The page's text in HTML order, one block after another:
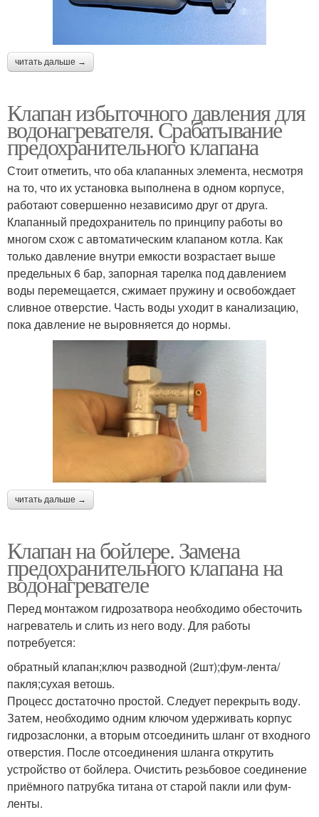
читать дальше →
Клапан избыточного давления для
водонагревателя. Срабатывание
предохранительного клапана
Стоит отметить, что оба клапанных элемента, несмотря
на то, что их установка выполнена в одном корпусе,
работают совершенно независимо друг от друга.
Клапанный предохранитель по принципу работы во
многом схож с автоматическим клапаном котла. Как
только давление внутри емкости возрастает выше
предельных 6 бар, запорная тарелка под давлением
воды перемещается, сжимает пружину и освобождает
сливное отверстие. Часть воды уходит в канализацию,
пока давление не выровняется до нормы.
читать дальше →
Клапан на бойлере. Замена
предохранительного клапана на
водонагревателе
Перед монтажом гидрозатвора необходимо обесточить
нагреватель и слить из него воду. Для работы
потребуется:
обратный клапан;ключ разводной (2шт);фум-лента/
пакля;сухая ветошь.
Процесс достаточно простой. Следует перекрыть воду.
Затем, необходимо одним ключом удерживать корпус
гидрозаслонки, а вторым отсоединить шланг от входного
отверстия. После отсоединения шланга открутить
устройство от бойлера. Очистить резьбовое соединение
приёмного патрубка титана от старой пакли или фум-
ленты.